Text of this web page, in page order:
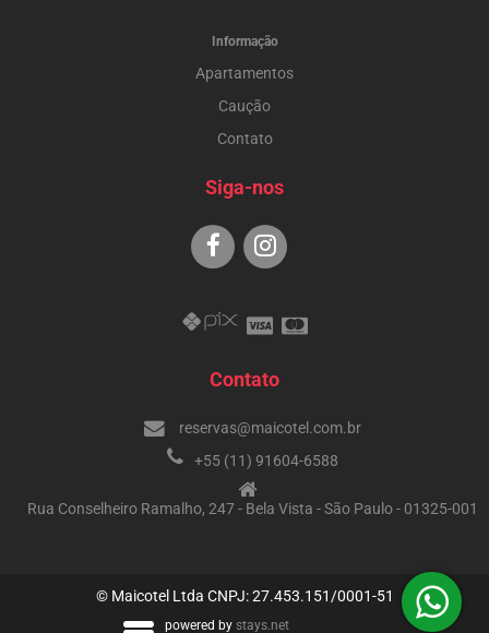
Informação
Apartamentos
Caução
Contato
Siga-nos
Contato
reservas@maicotel.com.br
+55 (11) 91604-6588
Rua Conselheiro Ramalho, 247 - Bela Vista - São Paulo - 01325-001
© Maicotel Ltda CNPJ: 27.453.151/0001-51
powered by stays.net